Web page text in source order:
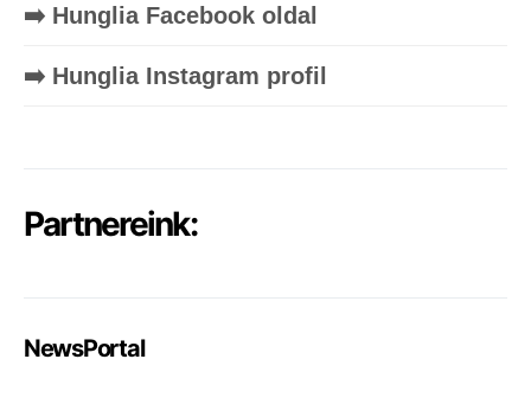
➡️ Hunglia Facebook oldal
➡️ Hunglia Instagram profil
Partnereink:
NewsPortal